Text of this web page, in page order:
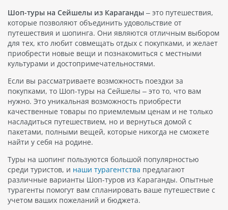
Шоп-туры на Сейшелы из Караганды – это путешествия,
которые позволяют объединить удовольствие от
путешествия и шопинга. Они являются отличным выбором
для тех, кто любит совмещать отдых с покупками, и желает
приобрести новые вещи и познакомиться с местными
культурами и достопримечательностями.
Если вы рассматриваете возможность поездки за
покупками, то Шоп-туры на Сейшелы – это то, что вам
нужно. Это уникальная возможность приобрести
качественные товары по приемлемым ценам и не только
насладиться путешествием, но и вернуться домой с
пакетами, полными вещей, которые никогда не сможете
найти у себя на родине.
Туры на шопинг пользуются большой популярностью
среди туристов, и наши турагентства предлагают
различные варианты Шоп-туров из Караганды. Опытные
турагенты помогут вам спланировать ваше путешествие с
учетом ваших пожеланий и бюджета.